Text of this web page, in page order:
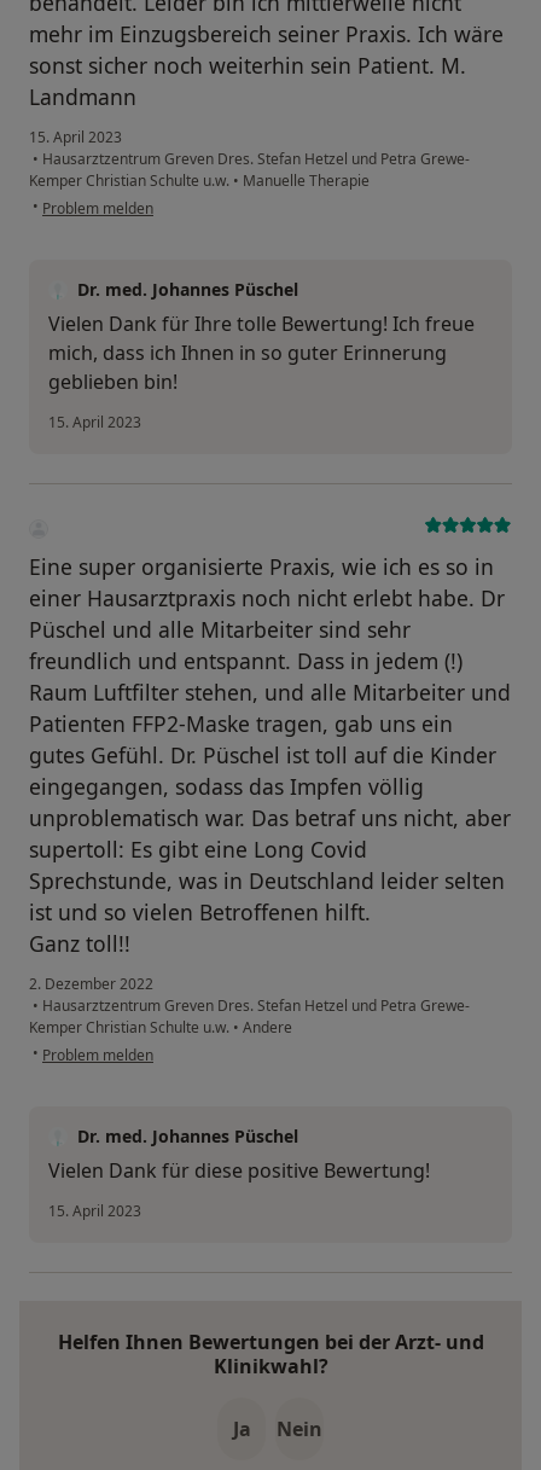
mehr im Einzugsbereich seiner Praxis. Ich wäre
sonst sicher noch weiterhin sein Patient. M.
Landmann
15. April 2023
• Hausarztzentrum Greven Dres. Stefan Hetzel und Petra Grewe-
Kemper Christian Schulte u.w. • Manuelle Therapie
• Problem melden
Dr. med. Johannes Püschel
Vielen Dank für Ihre tolle Bewertung! Ich freue
mich, dass ich Ihnen in so guter Erinnerung
geblieben bin!
15. April 2023
Eine super organisierte Praxis, wie ich es so in
einer Hausarztpraxis noch nicht erlebt habe. Dr
Püschel und alle Mitarbeiter sind sehr
freundlich und entspannt. Dass in jedem (!)
Raum Luftfilter stehen, und alle Mitarbeiter und
Patienten FFP2-Maske tragen, gab uns ein
gutes Gefühl. Dr. Püschel ist toll auf die Kinder
eingegangen, sodass das Impfen völlig
unproblematisch war. Das betraf uns nicht, aber
supertoll: Es gibt eine Long Covid
Sprechstunde, was in Deutschland leider selten
ist und so vielen Betroffenen hilft.
Ganz toll!!
2. Dezember 2022
• Hausarztzentrum Greven Dres. Stefan Hetzel und Petra Grewe-
Kemper Christian Schulte u.w. • Andere
• Problem melden
Dr. med. Johannes Püschel
Vielen Dank für diese positive Bewertung!
15. April 2023
Helfen Ihnen Bewertungen bei der Arzt- und
Klinikwahl?
Ja Nein